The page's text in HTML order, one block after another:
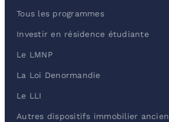
Tous les programmes
Investir en résidence étudiante
Le LMNP
La Loi Denormandie
Le LLI
Autres dispositifs immobilier ancien